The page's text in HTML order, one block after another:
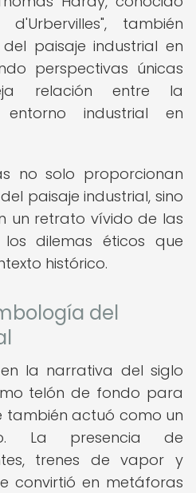
también
paisaje industrial en
perspectivas únicas
relación entre la
industrial en
no solo proporcionan
paisaje industrial, sino
un retrato vívido de las
dilemas éticos que
histórico.
del
la narrativa del siglo
telón de fondo para
también actuó como un
La presencia de
trenes de vapor y
convirtió en metáforas